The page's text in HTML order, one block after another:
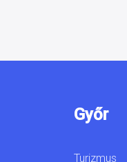
Győr
Turizmus